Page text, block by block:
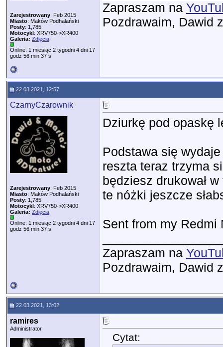
Zarejestrowany: Feb 2015
Miasto: Maków Podhalański
Posty: 1,785
Motocykl: XRV750->XR400
Galeria: Zdjęcia
Online: 1 miesiąc 2 tygodni 4 dni 17
godz 56 min 37 s
Zapraszam na
Pozdrawaim, Dawid
22.03.2021, 12:57
CzarnyCzarownik
Zarejestrowany: Feb 2015
Miasto: Maków Podhalański
Posty: 1,785
Motocykl: XRV750->XR400
Galeria: Zdjęcia
Online: 1 miesiąc 2 tygodni 4 dni 17
godz 56 min 37 s
Dziurkę pod opaskę
Podstawa się
reszta teraz trzyma
będziesz drukował
te nóżki jeszcze
Sent from my Redmi
Zapraszam na
Pozdrawaim, Dawid
22.03.2021, 13:02
ramires
Administrator
Cytat: